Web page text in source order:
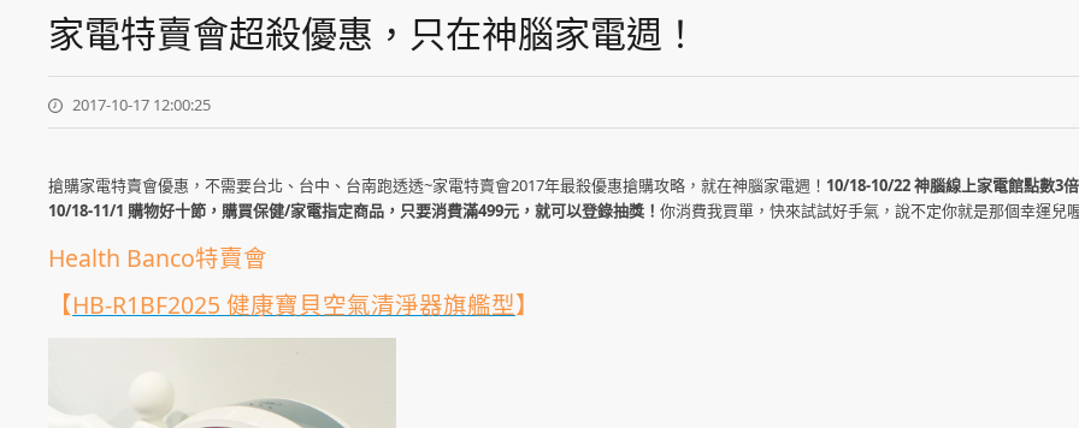
家電特賣會超殺優惠，只在神腦家電週！
2017-10-17 12:00:25
搶購家電特賣會優惠，不需要台北、台中、台南跑透透~家電特賣會2017年最殺優惠搶購攻略，就在神腦家電週！ 10/18-10/22 神腦線上家電館點數3
10/18-11/1 購物好十節，購買保健/家電指定商品，只要消費滿499元，就可以登錄抽獎！ 你消費我買單，快來試試好手氣，說不定你就是那個幸運兒
Health Banco特賣會
【HB-R1BF2025 健康寶貝空氣清淨器旗艦型】